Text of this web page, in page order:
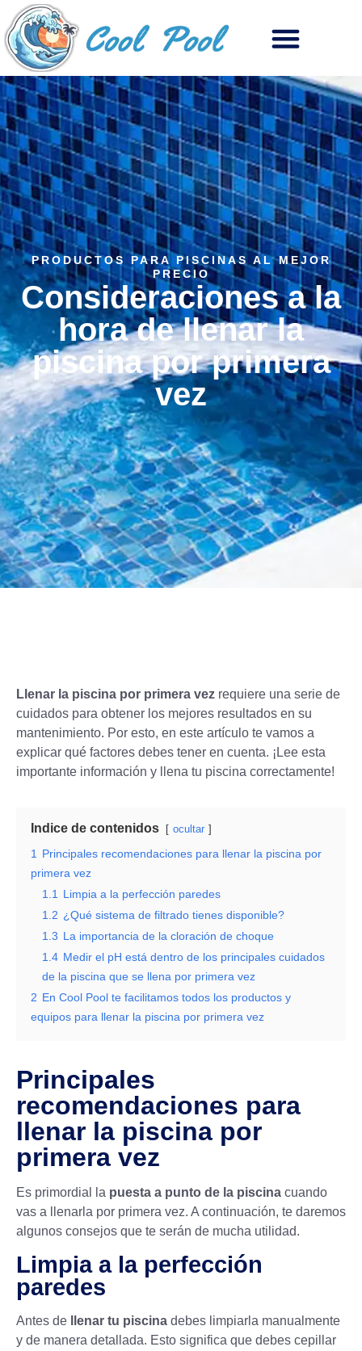
PRODUCTOS PARA PISCINAS AL MEJOR
PRECIO
Consideraciones a la
hora de llenar la
piscina por primera
vez
Llenar la piscina por primera vez requiere una serie de
cuidados para obtener los mejores resultados en su
mantenimiento. Por esto, en este artículo te vamos a
explicar qué factores debes tener en cuenta. ¡Lee esta
importante información y llena tu piscina correctamente!
Indice de contenidos ocultar
1 Principales recomendaciones para llenar la piscina por
primera vez
1.1 Limpia a la perfección paredes
1.2 ¿Qué sistema de filtrado tienes disponible?
1.3 La importancia de la cloración de choque
1.4 Medir el pH está dentro de los principales cuidados
de la piscina que se llena por primera vez
2 En Cool Pool te facilitamos todos los productos y
equipos para llenar la piscina por primera vez
Principales
recomendaciones para
llenar la piscina por
primera vez
Es primordial la puesta a punto de la piscina cuando
vas a llenarla por primera vez. A continuación, te daremos
algunos consejos que te serán de mucha utilidad.
Limpia a la perfección
paredes
Antes de llenar tu piscina debes limpiarla manualmente
y de manera detallada. Esto significa que debes cepillar